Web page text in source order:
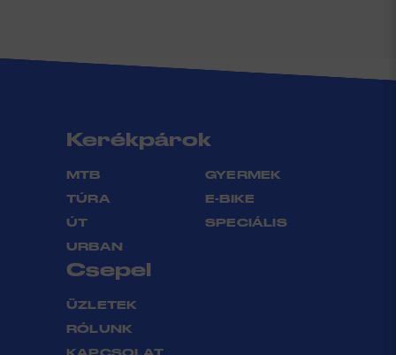
Kerékpárok
MTB
TÚRA
ÚT
URBAN
GYERMEK
E-BIKE
SPECIÁLIS
Csepel
ÜZLETEK
RÓLUNK